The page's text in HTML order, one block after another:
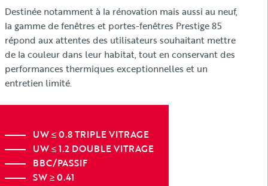
Destinée notamment à la rénovation mais aussi au neuf,
la gamme de fenêtres et portes-fenêtres Prestige 85
répond aux attentes des utilisateurs souhaitant mettre
de la couleur dans leur habitat, tout en conservant des
performances thermiques exceptionnelles et un
entretien limité.
UW ≤ 0.8 TRIPLE VITRAGE
UW ≤ 1.2 DOUBLE VITRAGE
BBC/PASSIF
SW ≥ 0.41